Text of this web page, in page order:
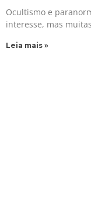
Ocultismo e
interesse, mas
Leia mais »